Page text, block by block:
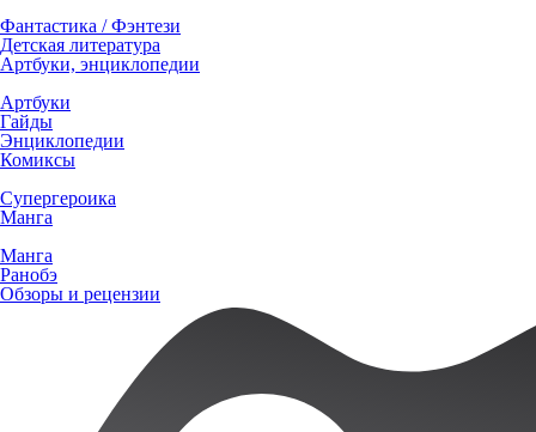
Фантастика / Фэнтези
Детская литература
Артбуки, энциклопедии
Артбуки
Гайды
Энциклопедии
Комиксы
Супергероика
Манга
Манга
Ранобэ
Обзоры и рецензии